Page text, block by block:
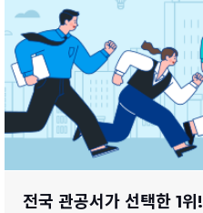
전국 관공서가 선택한 1위!